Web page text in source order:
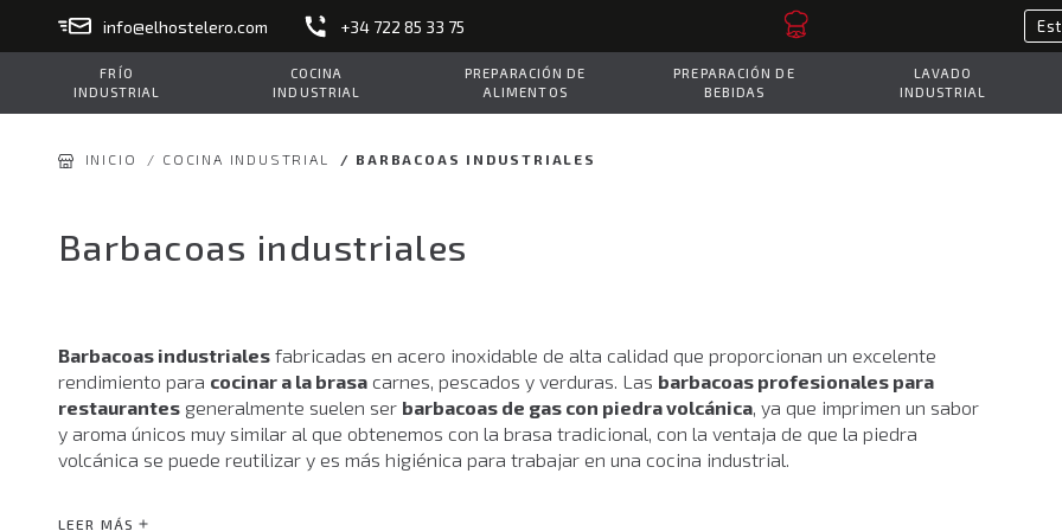
info@elhostelero.com +34 722 85 33 75
FRÍO
INDUSTRIAL
COCINA
INDUSTRIAL
PREPARACIÓN DE
ALIMENTOS
PREPARACIÓN DE
BEBIDAS
LAVADO
INDUSTRIAL
INICIO / COCINA INDUSTRIAL / BARBACOAS INDUSTRIALES
Barbacoas industriales
Barbacoas industrialesfabricadas en acero inoxidable de alta calidad que proporcionan un excelente
rendimiento para cocinar a la brasacarnes, pescados y verduras. Las barbacoas profesionales para
restaurantesgeneralmente suelen ser barbacoas de gas con piedra volcánica, ya que imprimen un sabor
y aroma únicos muy similar al que obtenemos con la brasa tradicional, con la ventaja de que la piedra
volcánica se puede reutilizar y es más higiénica para trabajar en una cocina industrial.
En el mercado de
LEER MÁS